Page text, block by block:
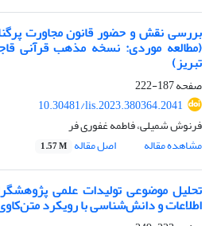
بررسی نقش و حضور قانون مجاورت
(مطالعه موردی: نسخه مذهب قرآنی
تبریز)
صفحه187-222
10.30481/lis.2023.380364.2041
فرنوش شمیلی، فاطمه غفوری فر
مشاهده مقاله
اصل مقاله 1.57 M
تحلیل موضوعی تولیدات علمی
اطلاعات و دانش‌شناسی با رویکرد